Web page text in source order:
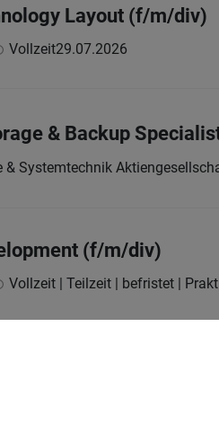
Layout (f/m/div)
Vollzeit29.07.2026
& Backup
& Systemtechnik
(f/m/div)
Vollzeit | Teilzeit | befristet |